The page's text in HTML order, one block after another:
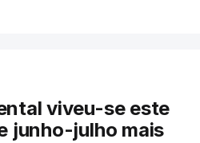
viveu-se este
junho-julho mais